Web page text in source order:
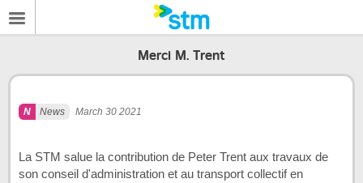
Merci M. Trent
News March 30 2021
La STM salue la contribution de Peter Trent aux travaux de
son conseil d'administration et au transport collectif en